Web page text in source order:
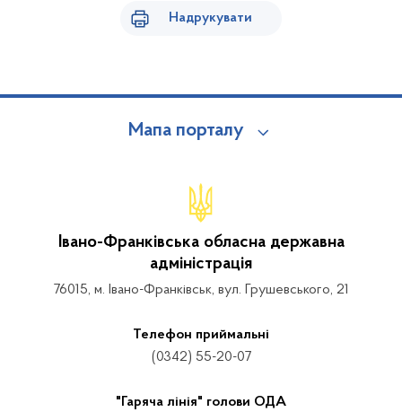
Надрукувати
Мапа порталу
Івано-Франківська обласна державна
адміністрація
76015, м. Івано-Франківськ, вул. Грушевського, 21
Телефон приймальні
(0342) 55-20-07
"Гаряча лінія" голови ОДА